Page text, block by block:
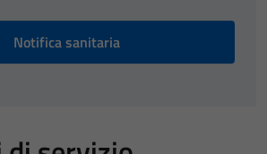
Notifica sanitaria